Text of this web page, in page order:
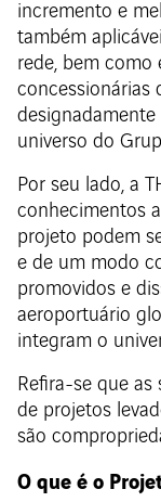
incremento e
também
rede, bem como
concessionárias
universo do
Por seu lado, a
conhecimentos
projeto podem
e de um modo
promovidos e
aeroportuário
integram o
Refira-se que
de projetos
são
O que é o